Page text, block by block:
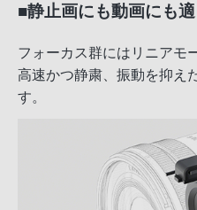
■静止画にも動画にも
フォーカス群にはリニアモ
高速かつ静粛、振動を抑え
す。